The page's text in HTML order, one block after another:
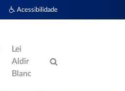
Acessibilidade
Lei
Aldir
Blanc